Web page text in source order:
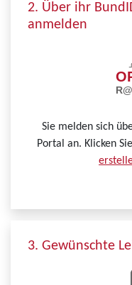
2. Über ihr
anmelden
Sie melden sich
Portal an. Klicken
3. Gewünschte